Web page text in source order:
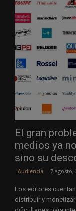
El gran
medios ya
sino su
Audiencia 7 agosto,
Los editores
distribuir y